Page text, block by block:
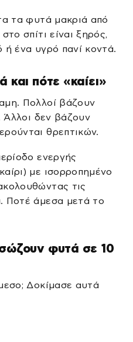
τα φυτά μακριά από
σπίτι είναι ξηρός,
ή ένα υγρό πανί κοντά.
πότε «καίει»
Πολλοί βάζουν
Άλλοι δεν βάζουν
θρεπτικών.
ενεργής
με ισορροπημένο
τις
Ποτέ άμεσα μετά το
φυτά σε 10
Δοκίμασε αυτά